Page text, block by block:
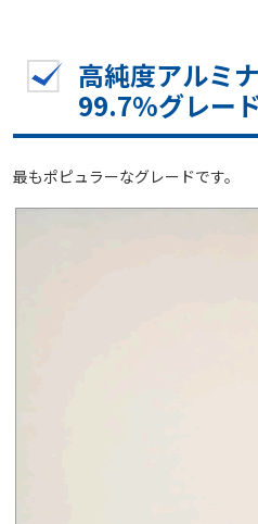
高純度アルミ
99.7%グレー
最もポピュラーなグレードです。